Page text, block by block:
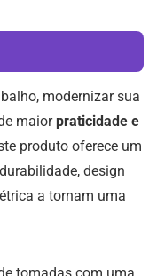
modernizar sua
maiorpraticidade e
produto oferece um
design
a tornam uma